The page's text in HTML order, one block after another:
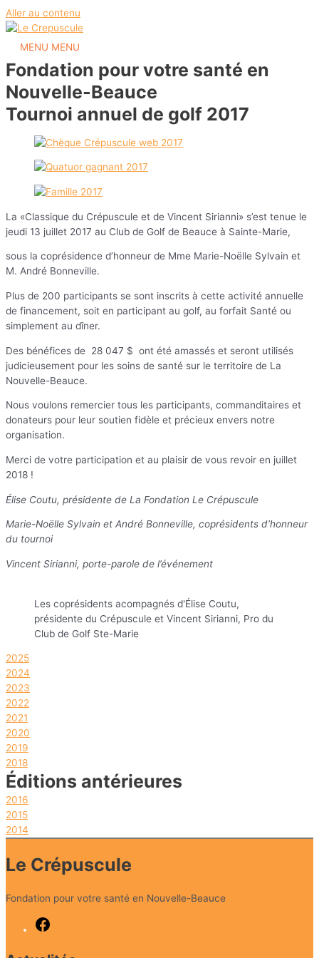
Aller au contenu
MENU MENU
Fondation pour votre santé en
Nouvelle-Beauce
Tournoi annuel de golf 2017
La «Classique du Crépuscule et de Vincent Sirianni» s’est tenue le
jeudi 13 juillet 2017 au Club de Golf de Beauce à Sainte-Marie,
sous la coprésidence d’honneur de Mme Marie-Noëlle Sylvain et
M. André Bonneville.
Plus de 200 participants se sont inscrits à cette activité annuelle
de financement, soit en participant au golf, au forfait Santé ou
simplement au dîner.
Des bénéfices de 28 047 $ ont été amassés et seront utilisés
judicieusement pour les soins de santé sur le territoire de La
Nouvelle-Beauce.
Nous voulons remercier tous les participants, commanditaires et
donateurs pour leur soutien fidèle et précieux envers notre
organisation.
Merci de votre participation et au plaisir de vous revoir en juillet
2018 !
Élise Coutu, présidente de La Fondation Le Crépuscule
Marie-Noëlle Sylvain et André Bonneville, coprésidents d’honneur
du tournoi
Vincent Sirianni, porte-parole de l’événement
Les coprésidents acompagnés d'Élise Coutu,
présidente du Crépuscule et Vincent Sirianni, Pro du
Club de Golf Ste-Marie
2025
2024
2023
2022
2021
2020
2019
2018
Éditions antérieures
2016
2015
2014
Le Crépuscule
Fondation pour votre santé en Nouvelle-Beauce